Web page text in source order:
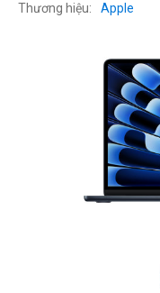
Thương hiệu Apple